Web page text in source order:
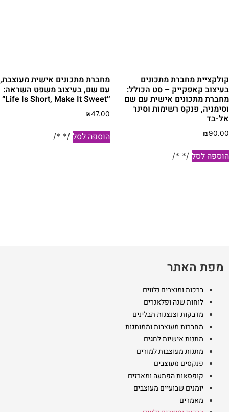
קולקציית מחברת מתכונים
בעיצוב קאפקייק – סט הכולל:
מחברת מתכונים אישית עם שם
וסימניה, פנקס רשימות וסינר
אל-בד
₪90.00
הוספה לסל /* */
מחברת מתכונים אישית מעוצבת,
עם שם, בעיצוב משפט השראה:
״Life Is Short, Make It Sweet״
₪47.00
הוספה לסל /* */
מפת האתר
ברכות ומוצרים נלווים
לוחות שנה ופלאנרים
מדבקות וצנצנות תבלינים
מחברות מעוצבות וממותגות
מתנות אישיות לחגים
מתנות מעוצבות למורים
פנקסים מעוצבים
קופסאות הפתעה ומארזים
יומנים שבועיים מעוצבים
מאמרים